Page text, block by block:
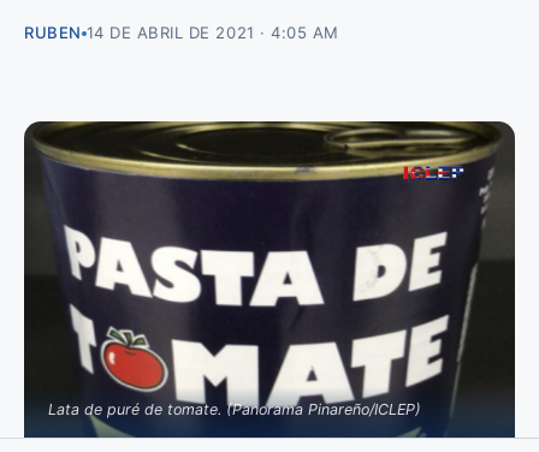
RUBEN 14 DE ABRIL DE 2021 · 4:05 AM
Lata de puré de tomate. (Panorama Pinareño/ICLEP)